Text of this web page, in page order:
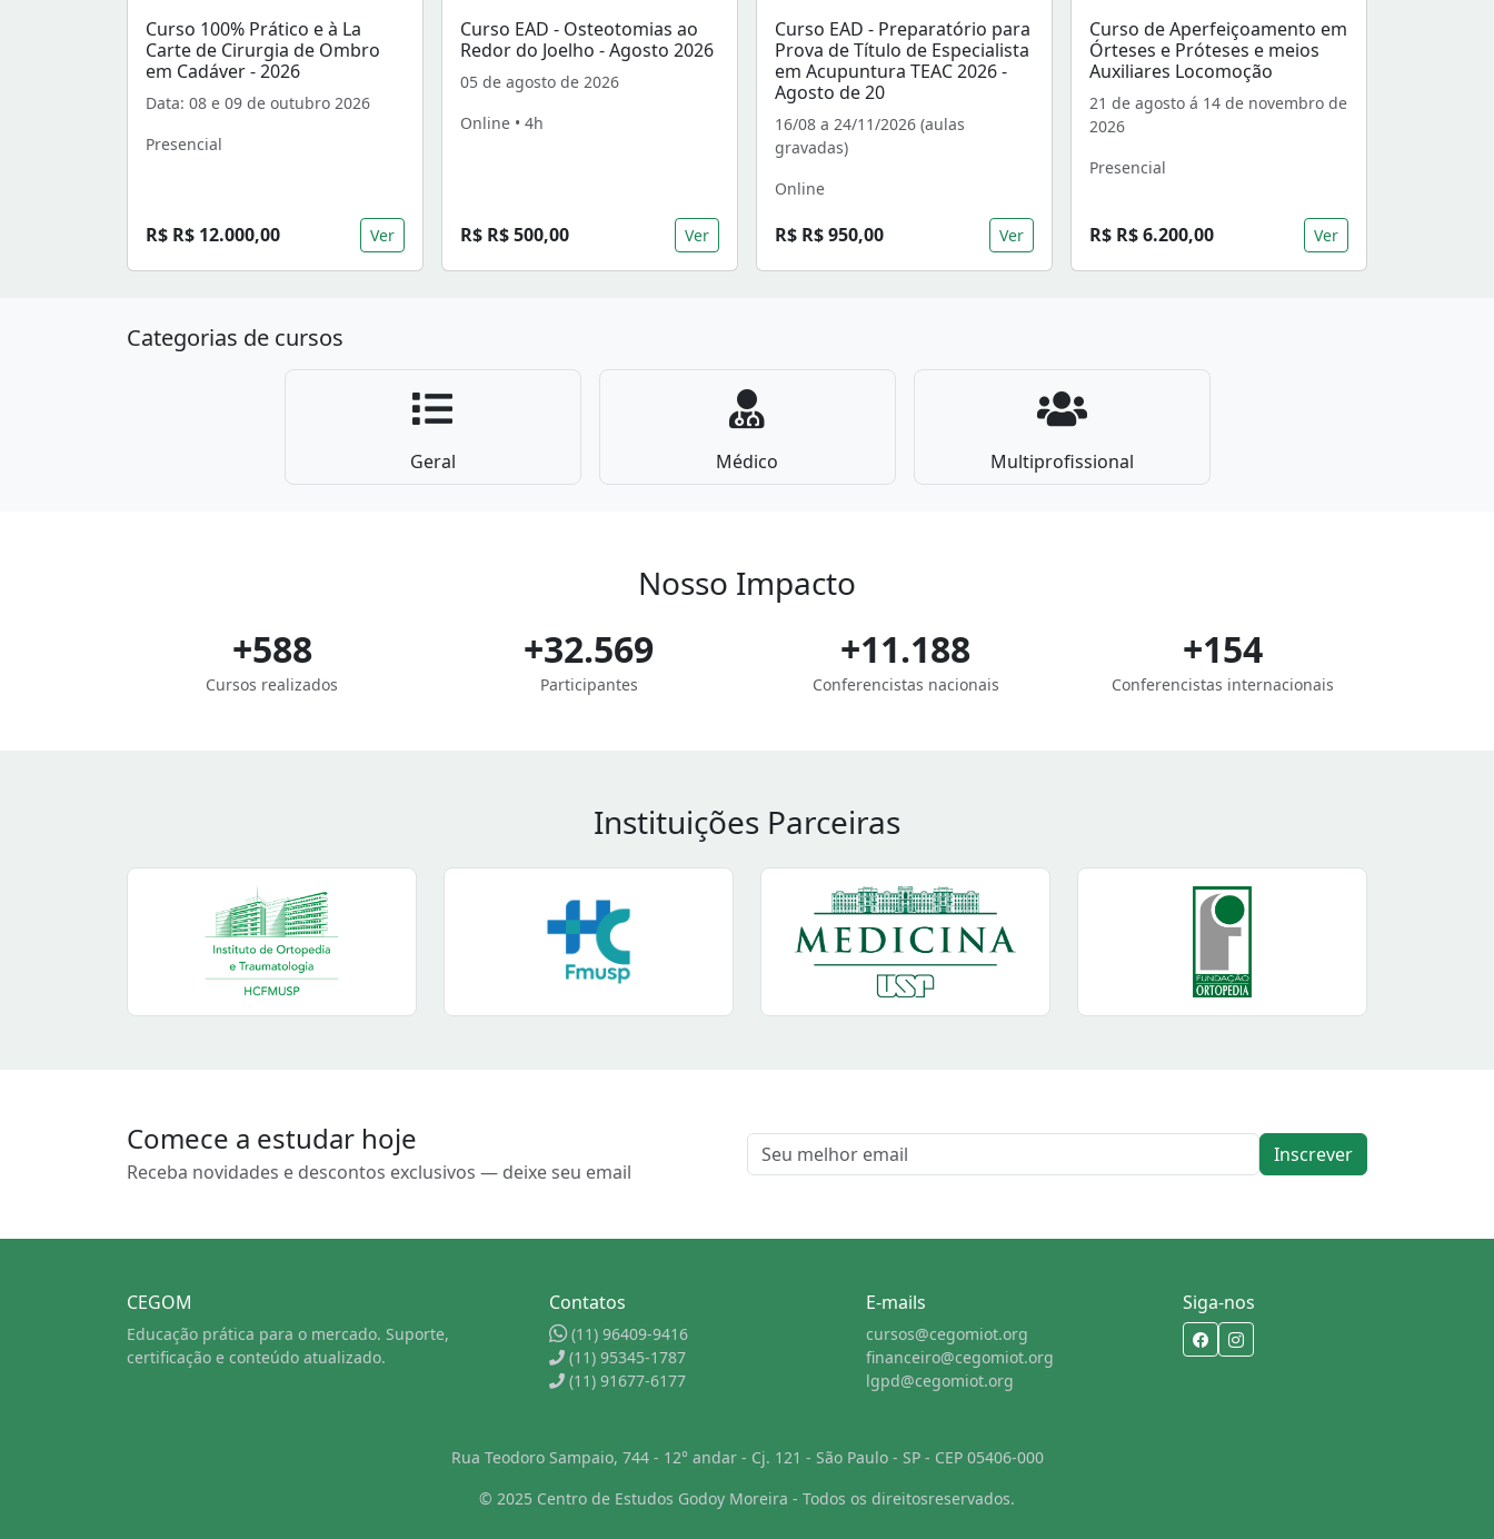
Curso 100% Prático e à La
Carte de Cirurgia de Ombro
em Cadáver - 2026
Data: 08 e 09 de outubro 2026
Presencial
R$ R$ 12.000,00 Ver
Curso EAD - Osteotomias ao
Redor do Joelho - Agosto 2026
05 de agosto de 2026
Online • 4h
R$ R$ 500,00 Ver
Curso EAD - Preparatório para
Prova de Título de Especialista
em Acupuntura TEAC 2026 -
Agosto de 20
16/08 a 24/11/2026 (aulas
gravadas)
Online
R$ R$ 950,00 Ver
Curso de Aperfeiçoamento em
Órteses e Próteses e meios
Auxiliares Locomoção
21 de agosto á 14 de novembro de
2026
Presencial
R$ R$ 6.200,00 Ver
Categorias de cursos
Geral Médico Multiprofissional
Nosso Impacto
+588
Cursos realizados
+32.569
Participantes
+11.188
Conferencistas nacionais
+154
Conferencistas internacionais
Instituições Parceiras
Comece a estudar hoje
Receba novidades e descontos exclusivos — deixe seu email
Inscrever
CEGOM
Educação prática para o mercado. Suporte,
certificação e conteúdo atualizado.
Contatos
(11) 96409-9416
(11) 95345-1787
(11) 91677-6177
E-mails
cursos@cegomiot.org
financeiro@cegomiot.org
lgpd@cegomiot.org
Siga-nos
Rua Teodoro Sampaio, 744 - 12° andar - Cj. 121 - São Paulo - SP - CEP 05406-000
© 2025 Centro de Estudos Godoy Moreira - Todos os direitosreservados.